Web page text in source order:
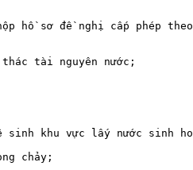
hồ sơ đề nghị cấp phép
tài nguyên nước;
khu vực lấy nước sinh
chảy;